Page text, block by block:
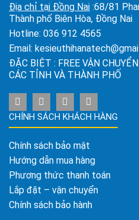
Địa chỉ tại Đồng Nai :68/81
Thành phố Biên Hòa, Đồng Nai
Hotline: 036 912 4565
Email:
ĐẶC BIỆT : FREE VẬN
CÁC TỈNH VÀ THÀNH PHỐ
CHÍNH SÁCH KHÁCH HÀNG
Chính sách bảo mật
Hướng dẫn mua hàng
Phương thức thanh toán
Lắp đặt – vận chuyển
Chính sách bảo hành